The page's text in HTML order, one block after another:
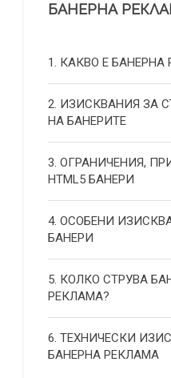
БАНЕРНА
1. КАКВО Е БАНЕРНА
2. ИЗИСКВАНИЯ ЗА
НА БАНЕРИТЕ
3. ОГРАНИЧЕНИЯ,
HTML5 БАНЕРИ
4. ОСОБЕНИ
БАНЕРИ
5. КОЛКО СТРУВА
РЕКЛАМА?
6. ТЕХНИЧЕСКИ
БАНЕРНА РЕКЛАМА